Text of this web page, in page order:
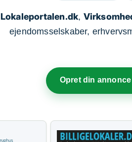
Lokaleportalen.dk,
ejendomsselskaber,
Opret din